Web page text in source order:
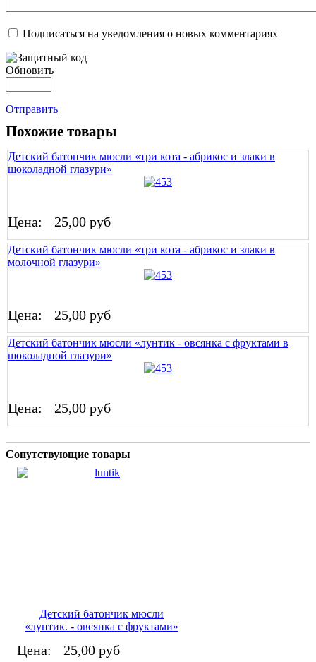
Подписаться на уведомления о новых комментариях
Обновить
Отправить
Похожие товары
Детский батончик мюсли «три кота - абрикос и злаки в
шоколадной глазури»
Цена: 25,00 руб
Детский батончик мюсли «три кота - абрикос и злаки в
молочной глазури»
Цена: 25,00 руб
Детский батончик мюсли «лунтик - овсянка с фруктами в
шоколадной глазури»
Цена: 25,00 руб
Сопутствующие товары
Детский батончик мюсли
«лунтик. - овсянка с фруктами»
Цена: 25,00 руб